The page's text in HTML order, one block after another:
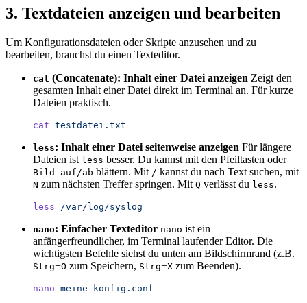
3. Textdateien anzeigen und bearbeiten
Um Konfigurationsdateien oder Skripte anzusehen und zu
bearbeiten, brauchst du einen Texteditor.
cat (Concatenate): Inhalt einer Datei anzeigen Zeigt den
gesamten Inhalt einer Datei direkt im Terminal an. Für kurze
Dateien praktisch.
cat testdatei.txt
less: Inhalt einer Datei seitenweise anzeigen Für längere
Dateien ist less besser. Du kannst mit den Pfeiltasten oder
Bild auf/ab blättern. Mit / kannst du nach Text suchen, mit
N zum nächsten Treffer springen. Mit Q verlässt du less.
less /var/log/syslog
nano: Einfacher Texteditor nano ist ein
anfängerfreundlicher, im Terminal laufender Editor. Die
wichtigsten Befehle siehst du unten am Bildschirmrand (z.B.
Strg+O zum Speichern, Strg+X zum Beenden).
nano meine_konfig.conf